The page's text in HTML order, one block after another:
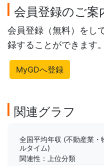
会員登録のご案
会員登録（無料）をし
録することができます。
MyGDへ登録
関連グラフ
全国平均年収 (不動産業・
ルタイム)
関連性：上位分類